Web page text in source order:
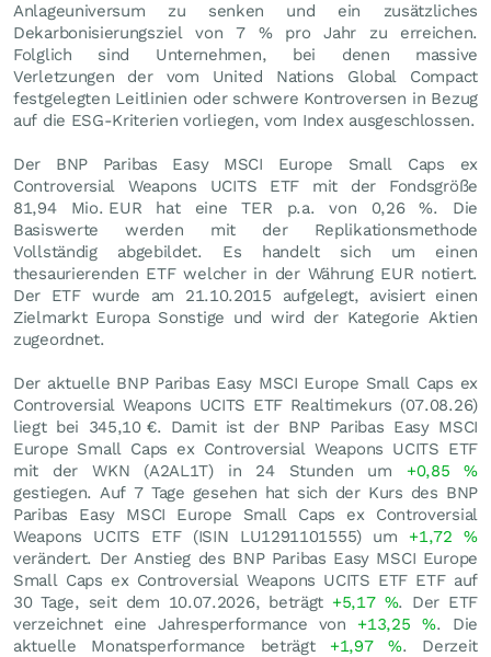
Anlageuniversum zu senken und ein zusätzliches
Dekarbonisierungsziel von 7 % pro Jahr zu erreichen.
Folglich sind Unternehmen, bei denen massive
Verletzungen der vom United Nations Global Compact
festgelegten Leitlinien oder schwere Kontroversen in Bezug
auf die ESG-Kriterien vorliegen, vom Index ausgeschlossen.
Der BNP Paribas Easy MSCI Europe Small Caps ex
Controversial Weapons UCITS ETF mit der Fondsgröße
81,94 Mio. EUR hat eine TER p.a. von 0,26 %. Die
Basiswerte werden mit der Replikationsmethode
Vollständig abgebildet. Es handelt sich um einen
thesaurierenden ETF welcher in der Währung EUR notiert.
Der ETF wurde am 21.10.2015 aufgelegt, avisiert einen
Zielmarkt Europa Sonstige und wird der Kategorie Aktien
zugeordnet.
Der aktuelle BNP Paribas Easy MSCI Europe Small Caps ex
Controversial Weapons UCITS ETF Realtimekurs (07.08.26)
liegt bei 345,10 €. Damit ist der BNP Paribas Easy MSCI
Europe Small Caps ex Controversial Weapons UCITS ETF
mit der WKN (A2AL1T) in 24 Stunden um +0,85%
gestiegen. Auf 7 Tage gesehen hat sich der Kurs des BNP
Paribas Easy MSCI Europe Small Caps ex Controversial
Weapons UCITS ETF (ISIN LU1291101555) um +1,72%
verändert. Der Anstieg des BNP Paribas Easy MSCI Europe
Small Caps ex Controversial Weapons UCITS ETF ETF auf
30 Tage, seit dem 10.07.2026, beträgt +5,17 %. Der ETF
verzeichnet eine Jahresperformance von +13,25%. Die
aktuelle Monatsperformance beträgt +1,97%. Derzeit